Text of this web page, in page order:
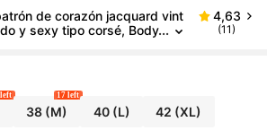
de corazón jacquard vint
y sexy tipo corsé, Body
4,63
(11)
38(M)
17 left
40(L) 42 (XL)